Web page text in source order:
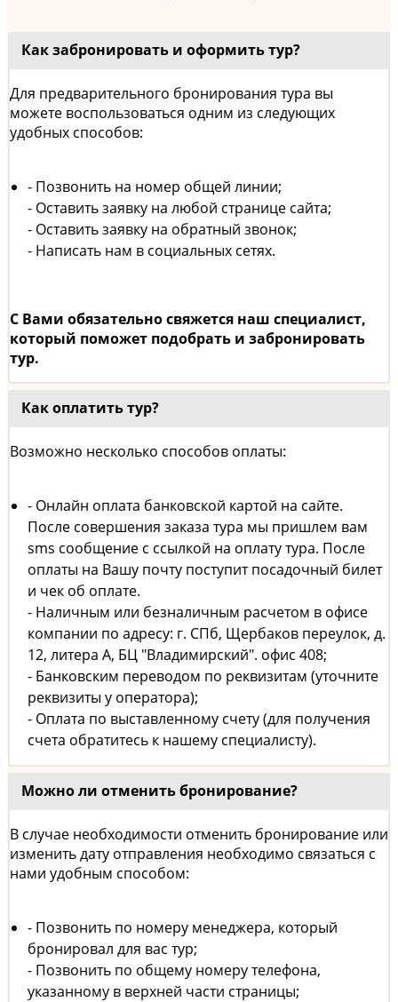
Как забронировать и оформить тур?
Для предварительного бронирования тура вы
можете воспользоваться одним из следующих
удобных способов:
- Позвонить на номер общей линии;
- Оставить заявку на любой странице сайта;
- Оставить заявку на обратный звонок;
- Написать нам в социальных сетях.
С Вами обязательно свяжется наш специалист,
который поможет подобрать и забронировать
тур.
Как оплатить тур?
Возможно несколько способов оплаты:
- Онлайн оплата банковской картой на сайте.
После совершения заказа тура мы пришлем вам
sms сообщение с ссылкой на оплату тура. После
оплаты на Вашу почту поступит посадочный билет
и чек об оплате.
- Наличным или безналичным расчетом в офисе
компании по адресу: г. СПб, Щербаков переулок, д.
12, литера А, БЦ "Владимирский". офис 408;
- Банковским переводом по реквизитам (уточните
реквизиты у оператора);
- Оплата по выставленному счету (для получения
счета обратитесь к нашему специалисту).
Можно ли отменить бронирование?
В случае необходимости отменить бронирование или
изменить дату отправления необходимо связаться с
нами удобным способом:
- Позвонить по номеру менеджера, который
бронировал для вас тур;
- Позвонить по общему номеру телефона,
указанному в верхней части страницы;